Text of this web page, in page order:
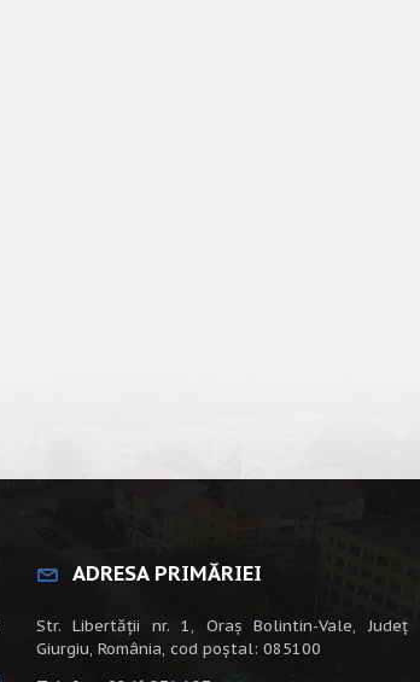
ADRESA PRIMĂRIEI
Str. Libertății nr. 1, Oraș Bolintin-Vale, Județ
Giurgiu, România, cod poștal: 085100